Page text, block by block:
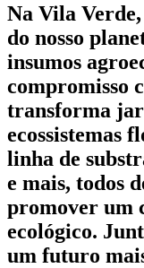
Na Vila
do nosso
insumos
compromisso
transforma
ecossistemas
linha de
e mais, todos
promover um
ecológico.
um futuro